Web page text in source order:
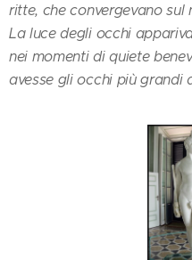
ritte, che convergevano
La luce degli occhi
nei momenti di quiete
avesse gli occhi più grandi